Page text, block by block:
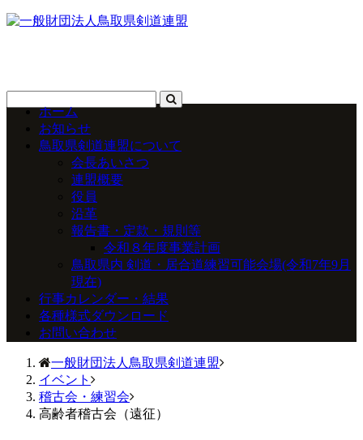
ホーム
お知らせ
鳥取県剣道連盟について
会長あいさつ
連盟概要
役員
沿革
報告書・定款・規則等
令和８年度事業計画
鳥取県内 剣道・居合道練習可能会場(令和7年9月
現在)
行事カレンダー・結果
各種様式ダウンロード
お問い合わせ
一般財団法人鳥取県剣道連盟
イベント
稽古会・練習会
高齢者稽古会（遠征）